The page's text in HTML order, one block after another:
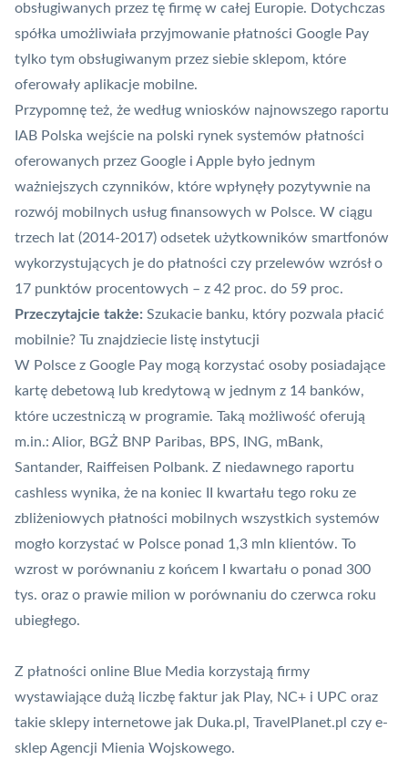
obsługiwanych przez tę firmę w całej Europie. Dotychczas
spółka umożliwiała przyjmowanie płatności Google Pay
tylko tym obsługiwanym przez siebie sklepom, które
oferowały aplikacje mobilne.
Przypomnę też, że według wniosków najnowszego raportu
IAB Polska wejście na polski rynek systemów płatności
oferowanych przez Google i Apple było jednym
ważniejszych czynników, które wpłynęły pozytywnie na
rozwój mobilnych usług finansowych w Polsce. W ciągu
trzech lat (2014-2017) odsetek użytkowników smartfonów
wykorzystujących je do płatności czy przelewów wzrósł o
17 punktów procentowych – z 42 proc. do 59 proc.
Przeczytajcie także: Szukacie banku, który pozwala płacić
mobilnie? Tu znajdziecie listę instytucji
W Polsce z Google Pay mogą korzystać osoby posiadające
kartę debetową lub kredytową w jednym z 14 banków,
które uczestniczą w programie. Taką możliwość oferują
m.in.: Alior, BGŻ BNP Paribas, BPS, ING, mBank,
Santander, Raiffeisen Polbank. Z niedawnego raportu
cashless wynika, że na koniec II kwartału tego roku ze
zbliżeniowych płatności mobilnych wszystkich systemów
mogło korzystać w Polsce ponad 1,3 mln klientów. To
wzrost w porównaniu z końcem I kwartału o ponad 300
tys. oraz o prawie milion w porównaniu do czerwca roku
ubiegłego.
Z płatności online Blue Media korzystają firmy
wystawiające dużą liczbę faktur jak Play, NC+ i UPC oraz
takie sklepy internetowe jak Duka.pl, TravelPlanet.pl czy e-
sklep Agencji Mienia Wojskowego.